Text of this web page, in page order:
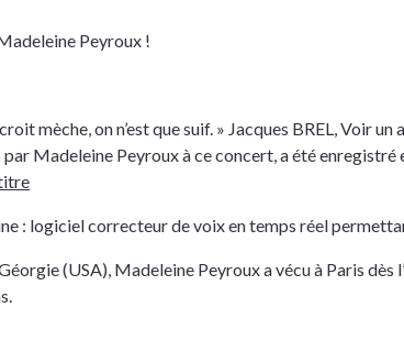
Peyroux !
mèche, on n’est que suif. » Jacques BREL, Voir
Madeleine Peyroux à ce concert, a été
: logiciel correcteur de voix en temps réel
(USA), Madeleine Peyroux a vécu à Paris dès